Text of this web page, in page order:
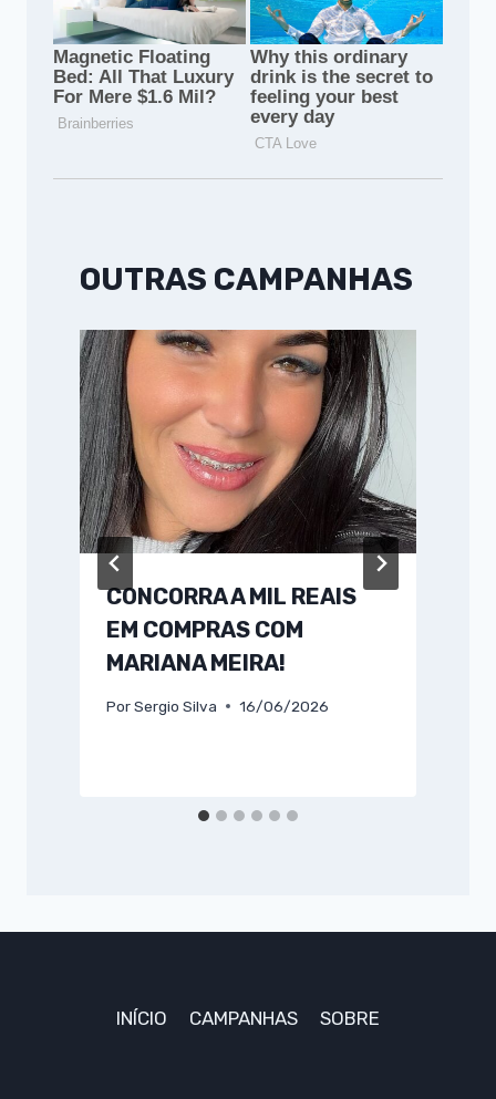
OUTRAS CAMPANHAS
CONCORRA A MIL REAIS
EM COMPRAS COM
MARIANA MEIRA!
PorSergio Silva 16/06/2026
INÍCIO CAMPANHAS SOBRE